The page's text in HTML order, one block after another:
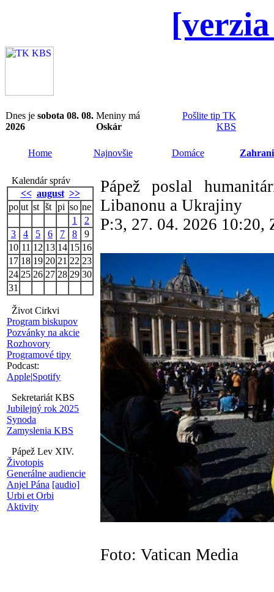
Dnes je sobota 08. 08.
2026
Meniny má
Oskár
Pošlite tip TK
KBS
Home Najnovšie Domáce
Kalendár správ
<< august >>
po ut st št pi so ne
1
2
3
4 5 6 7 8
9
10 11 12 13 14 15 16
17 18 19 20 21 22 23
24 25 26 27 28 29 30
31
Život Cirkvi
Program biskupov
Pozvánky na akcie
Rozhovory
Programové tipy
Podcast:
Apple|Spotify
Sekretariát KBS
Jubilejný rok 2025
Synoda
Zamyslenia KBS
Pápež Lev XIV.
Životopis
Generálne audiencie
Anjel Pána [audio]
Urbi et Orbi
Aktivity
Pápež poslal
Libanonu a Ukrajiny
P:3, 27. 04. 2026 10:20,
Foto: Vatican Media